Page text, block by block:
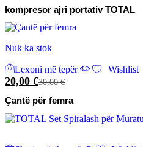
kompresor ajri portativ TOTAL
Nuk ka stok
Lexoni më tepër Wishlist
20,00 €30,00€
Çantë për femra